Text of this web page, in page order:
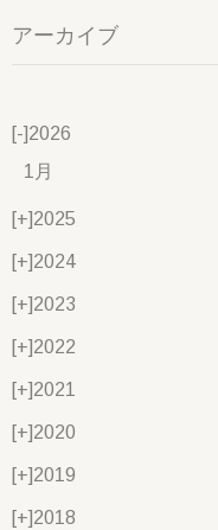
アーカイブ
[-]2026
1月
[+]2025
[+]2024
[+]2023
[+]2022
[+]2021
[+]2020
[+]2019
[+]2018